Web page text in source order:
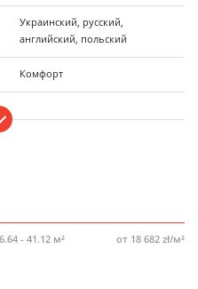
Украинский, русский,
английский, польский
Комфорт
88
- 41.12 м² от 18 682 zł/м²